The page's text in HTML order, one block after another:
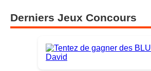
Derniers Jeux Concours